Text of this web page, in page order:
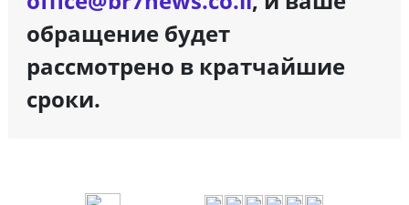
обращение будет
рассмотрено в кратчайшие
сроки.